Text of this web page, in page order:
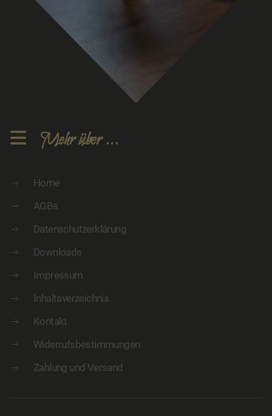
Mehr über ...
Home
AGBs
Datenschutzerklärung
Downloads
Impressum
Inhaltsverzeichnis
Kontakt
Widerrufsbestimmungen
Zahlung und Versand